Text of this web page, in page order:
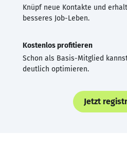
Knüpf neue Kontakte und
besseres Job-Leben.
Kostenlos profitieren
Schon als Basis-Mitglied
deutlich optimieren.
Jetzt